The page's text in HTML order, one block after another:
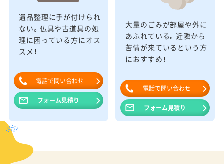
遺品整理に手が付けられ
ない。仏具や古道具の処
理に困っている方にオス
スメ！
電話で問い合わせ
フォーム見積り
大量のごみが部屋や外に
あふれている。近隣から
苦情が来ているという方
におすすめ！
電話で問い合わせ
フォーム見積り